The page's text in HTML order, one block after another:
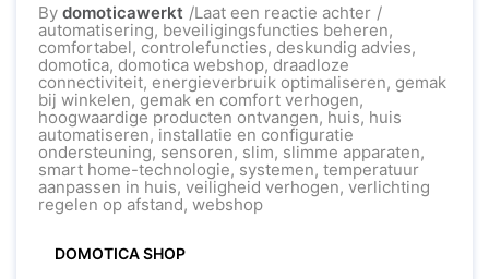
By domoticawerkt Laat een reactie achterop
Ontdek
de
Slimme
Wereld
van
Domotica
Onze
Webshop
automatisering, beveiligingsfuncties beheren,
comfortabel, controlefuncties, deskundig advies,
domotica, domotica webshop, draadloze
connectiviteit, energieverbruik optimaliseren, gemak
bij winkelen, gemak en comfort verhogen,
hoogwaardige producten ontvangen, huis, huis
automatiseren, installatie en configuratie
ondersteuning, sensoren, slim, slimme apparaten,
smart home-technologie, systemen, temperatuur
aanpassen in huis, veiligheid verhogen, verlichting
regelen op afstand, webshop
DOMOTICA SHOP